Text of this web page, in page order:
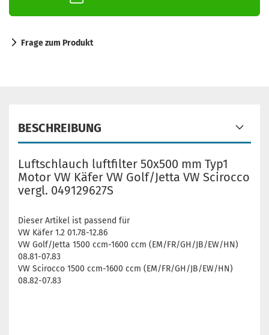
Frage zum Produkt
BESCHREIBUNG
Luftschlauch luftfilter 50x500 mm Typ1
Motor VW Käfer VW Golf/Jetta VW Scirocco
vergl. 049129627S
Dieser Artikel ist passend für
VW Käfer 1.2 01.78-12.86
VW Golf/Jetta 1500 ccm-1600 ccm (EM/FR/GH/JB/EW/HN)
08.81-07.83
VW Scirocco 1500 ccm-1600 ccm (EM/FR/GH/JB/EW/HN)
08.82-07.83